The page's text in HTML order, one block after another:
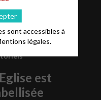
et décisions
sa foi
de communication
est
sont accessibles à
légales.